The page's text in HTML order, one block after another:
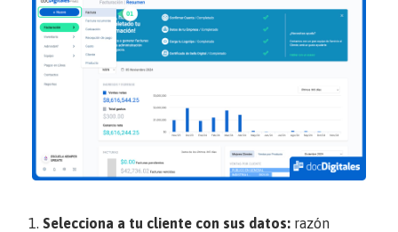
Selecciona a tu cliente con sus datos: razón